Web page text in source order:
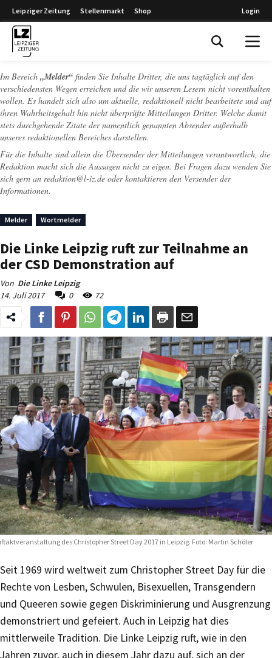
Leipziger Zeitung Stellenmarkt Shop Login
Im Bereich „Melder“ finden Sie Inhalte Dritter, die uns tagtäglich auf den
verschiedensten Wegen erreichen und die wir unseren Lesern nicht vorenthalten
wollen. Es handelt sich also um aktuelle, redaktionell nicht bearbeitete und auf
ihren Wahrheitsgehalt hin nicht überprüfte Mitteilungen Dritter. Welche damit
stets durchgehende Zitate der namentlich genannten Absender außerhalb
unseres redaktionellen Bereiches darstellen.
Für die Inhalte sind allein die Übersender der Mitteilungen verantwortlich, die
Redaktion macht sich die Aussagen nicht zu eigen. Bei Fragen dazu wenden Sie
sich gern an redaktion@l-iz.de oder kontaktieren den Versender der
Informationen.
Melder Wortmelder
Die Linke Leipzig ruft zur Teilnahme an
der CSD Demonstration auf
Von Die Linke Leipzig
14. Juli 2017
0 72
des Christopher Street Day 2017 in Leipzig. Foto: Martin Schöler
Seit 1969 wird weltweit zum Christopher Street Day für die
Rechte von Lesben, Schwulen, Bisexuellen, Transgendern
und Queeren sowie gegen Diskriminierung und Ausgrenzung
demonstriert und gefeiert. Auch in Leipzig hat dies
mittlerweile Tradition. Die Linke Leipzig ruft, wie in den
Jahren zuvor, auch in diesem Jahr dazu auf, sich an der